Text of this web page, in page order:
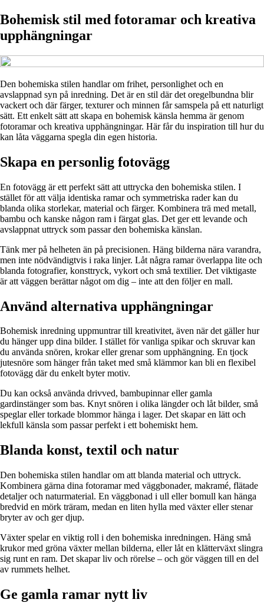
Bohemisk stil med fotoramar och kreativa
upphängningar
Den bohemiska stilen handlar om frihet, personlighet och en
avslappnad syn på inredning. Det är en stil där det oregelbundna blir
vackert och där färger, texturer och minnen får samspela på ett naturligt
sätt. Ett enkelt sätt att skapa en bohemisk känsla hemma är genom
fotoramar och kreativa upphängningar. Här får du inspiration till hur du
kan låta väggarna spegla din egen historia.
Skapa en personlig fotovägg
En fotovägg är ett perfekt sätt att uttrycka den bohemiska stilen. I
stället för att välja identiska ramar och symmetriska rader kan du
blanda olika storlekar, material och färger. Kombinera trä med metall,
bambu och kanske någon ram i färgat glas. Det ger ett levande och
avslappnat uttryck som passar den bohemiska känslan.
Tänk mer på helheten än på precisionen. Häng bilderna nära varandra,
men inte nödvändigtvis i raka linjer. Låt några ramar överlappa lite och
blanda fotografier, konsttryck, vykort och små textilier. Det viktigaste
är att väggen berättar något om dig – inte att den följer en mall.
Använd alternativa upphängningar
Bohemisk inredning uppmuntrar till kreativitet, även när det gäller hur
du hänger upp dina bilder. I stället för vanliga spikar och skruvar kan
du använda snören, krokar eller grenar som upphängning. En tjock
jutesnöre som hänger från taket med små klämmor kan bli en flexibel
fotovägg där du enkelt byter motiv.
Du kan också använda drivved, bambupinnar eller gamla
gardinstänger som bas. Knyt snören i olika längder och låt bilder, små
speglar eller torkade blommor hänga i lager. Det skapar en lätt och
lekfull känsla som passar perfekt i ett bohemiskt hem.
Blanda konst, textil och natur
Den bohemiska stilen handlar om att blanda material och uttryck.
Kombinera gärna dina fotoramar med väggbonader, makramé, flätade
detaljer och naturmaterial. En väggbonad i ull eller bomull kan hänga
bredvid en mörk träram, medan en liten hylla med växter eller stenar
bryter av och ger djup.
Växter spelar en viktig roll i den bohemiska inredningen. Häng små
krukor med gröna växter mellan bilderna, eller låt en klätterväxt slingra
sig runt en ram. Det skapar liv och rörelse – och gör väggen till en del
av rummets helhet.
Ge gamla ramar nytt liv